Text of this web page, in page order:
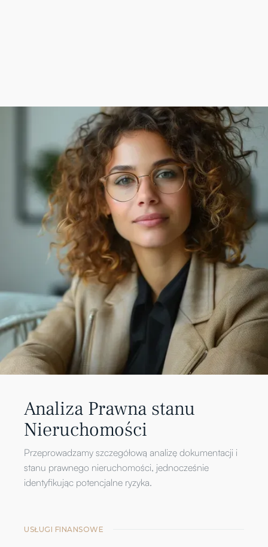
Analiza Prawna stanu
Nieruchomości
Przeprowadzamy szczegółową analizę dokumentacji i
stanu prawnego nieruchomości, jednocześnie
identyfikując potencjalne ryzyka.
USŁUGI FINANSOWE